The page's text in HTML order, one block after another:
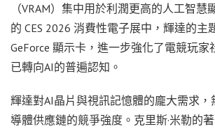
（VRAM）集中用於利潤更高的人工智慧
的 CES 2026 消費性電子展中，輝達的主
GeForce 顯示卡，進一步強化了電競玩
已轉向AI的普遍認知。
輝達對AI晶片與視訊記憶體的龐大需求
導體供應鏈的競爭強度。克里斯·米勒的